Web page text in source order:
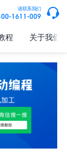
请联系我们
1611-009 
程 关于我们